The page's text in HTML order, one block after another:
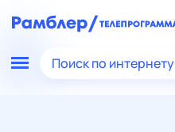
Поиск по интернету